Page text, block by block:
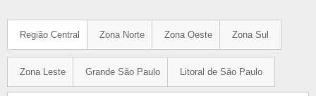
Região Central Zona Norte Zona Oeste Zona Sul
Zona Leste Grande São Paulo Litoral de São Paulo